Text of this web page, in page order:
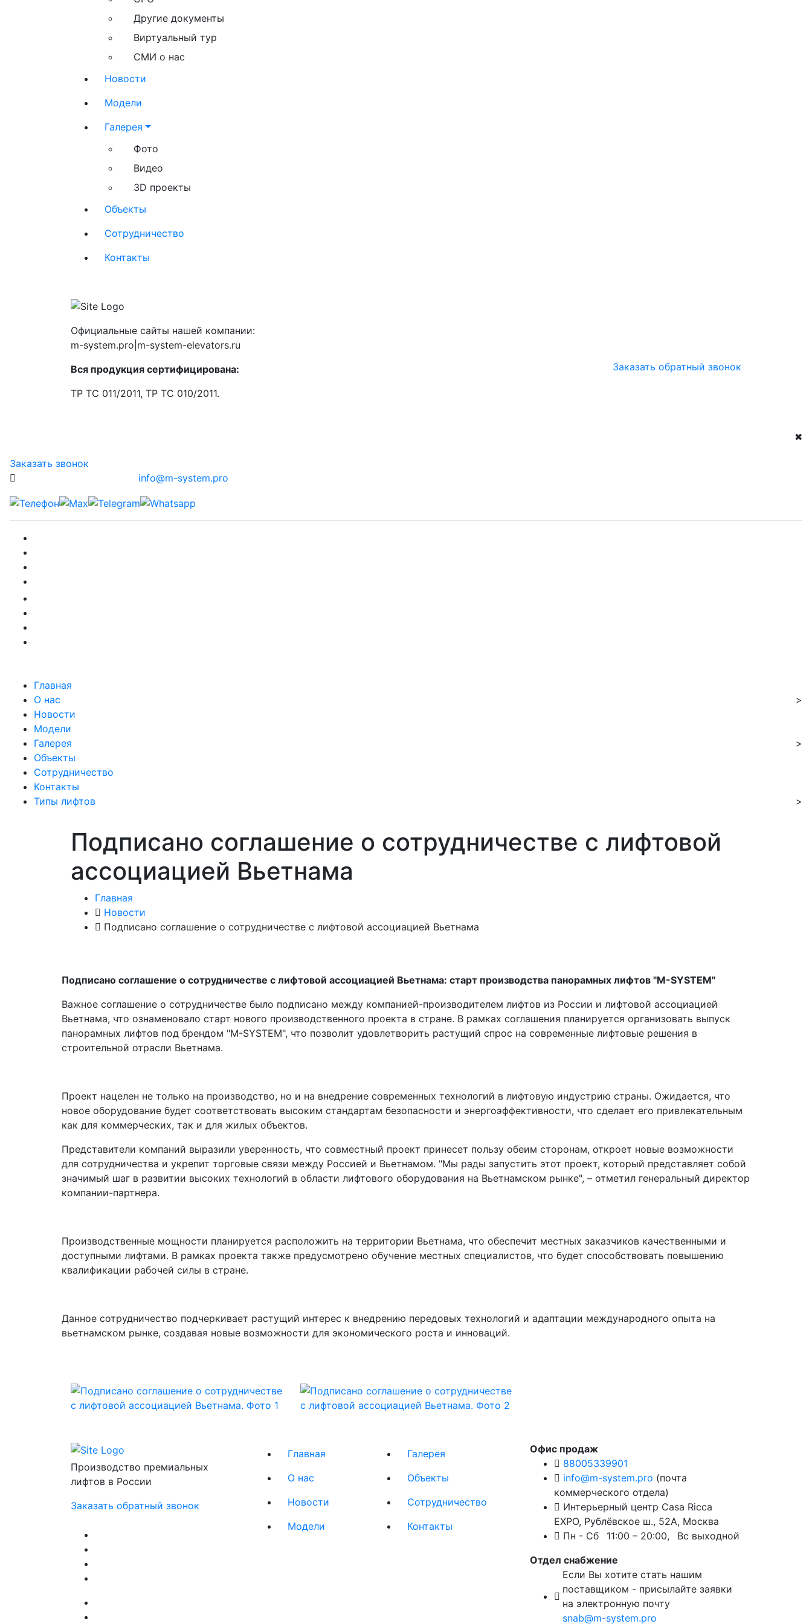
Другие документы
Виртуальный тур
СМИ о нас
Новости
Модели
Галерея
Фото
Видео
3D проекты
Объекты
Сотрудничество
Контакты
Официальные сайты нашей компании:
m-system.pro|m-system-elevators.ru
Вся продукция сертифицирована:
ТР ТС 011/2011, ТР ТС 010/2011.
Заказать обратный звонок
✖
Заказать звонок
info@m-system.pro
Главная
О нас
>
Новости
Модели
Галерея
>
Объекты
Сотрудничество
Контакты
Типы лифтов
>
Подписано соглашение о сотрудничестве с лифтовой
ассоциацией Вьетнама
Главная
Новости
Подписано соглашение о сотрудничестве с лифтовой ассоциацией Вьетнама
Подписано соглашение о сотрудничестве с лифтовой ассоциацией Вьетнама: старт производства панорамных лифтов "M-SYSTEM"
Важное соглашение о сотрудничестве было подписано между компанией-производителем лифтов из России и лифтовой ассоциацией
Вьетнама, что ознаменовало старт нового производственного проекта в стране. В рамках соглашения планируется организовать выпуск
панорамных лифтов под брендом "M-SYSTEM", что позволит удовлетворить растущий спрос на современные лифтовые решения в
строительной отрасли Вьетнама.
Проект нацелен не только на производство, но и на внедрение современных технологий в лифтовую индустрию страны. Ожидается, что
новое оборудование будет соответствовать высоким стандартам безопасности и энергоэффективности, что сделает его привлекательным
как для коммерческих, так и для жилых объектов.
Представители компаний выразили уверенность, что совместный проект принесет пользу обеим сторонам, откроет новые возможности
для сотрудничества и укрепит торговые связи между Россией и Вьетнамом. "Мы рады запустить этот проект, который представляет собой
значимый шаг в развитии высоких технологий в области лифтового оборудования на Вьетнамском рынке", – отметил генеральный директор
компании-партнера.
Производственные мощности планируется расположить на территории Вьетнама, что обеспечит местных заказчиков качественными и
доступными лифтами. В рамках проекта также предусмотрено обучение местных специалистов, что будет способствовать повышению
квалификации рабочей силы в стране.
Данное сотрудничество подчеркивает растущий интерес к внедрению передовых технологий и адаптации международного опыта на
вьетнамском рынке, создавая новые возможности для экономического роста и инноваций.
Производство премиальных
лифтов в России
Заказать обратный звонок
Главная
О нас
Новости
Модели
Галерея
Объекты
Сотрудничество
Контакты
Офис продаж
88005339901
info@m-system.pro (почта
коммерческого отдела)
Интерьерный центр Casa Ricca
EXPO, Рублёвское ш., 52А, Москва
Пн - Сб
11:00 – 20:00,
Вс выходной
Отдел снабжение
Если Вы хотите стать нашим
поставщиком - присылайте заявки
на электронную почту
snab@m-system.pro